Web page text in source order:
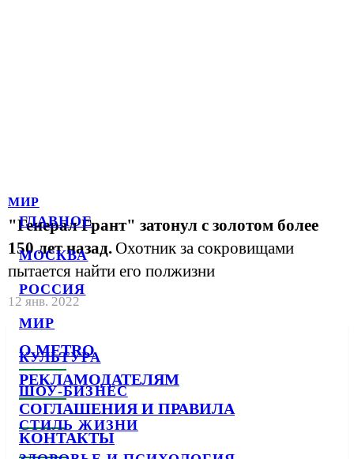
ГЛАВНОЕ
МОСКВА
РОССИЯ
МИР
КУЛЬТУРА
ШОУ-БИЗНЕС
СТИЛЬ ЖИЗНИ
МИР
"Генерал Грант" затонул с золотом более
150 лет назад.Охотник за сокровищами
пытается найти его полжизни
12 янв. 2022
О METRO
РЕКЛАМОДАТЕЛЯМ
СОГЛАШЕНИЯ И ПРАВИЛА
КОНТАКТЫ